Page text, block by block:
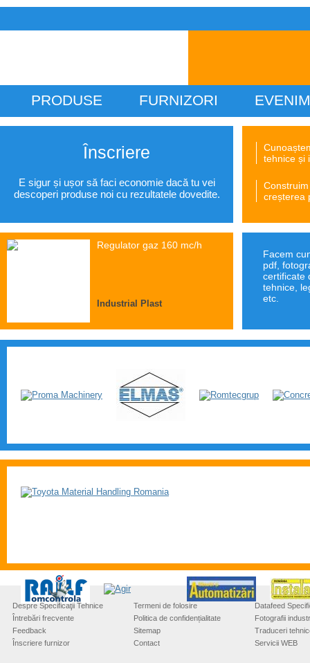
PRODUSE FURNIZORI
Înscriere
E sigur și ușor să faci economie dacă tu vei
descoperi produse noi cu rezultatele dovedite.
tehnice și
creșterea
Regulator gaz 160 mc/h
Industrial Plast
Facem
pdf,
certificate
tehnice,
etc.
Despre Specificaţii Tehnice
Întrebări frecvente
Feedback
Înscriere furnizor
Termeni de folosire
Politica de confidențialitate
Sitemap
Contact
Datafeed
Fotografii
Traduceri
Servicii WEB